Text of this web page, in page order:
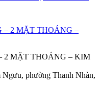
2 MẶT THOÁNG – KIM
phường Thanh Nhàn,